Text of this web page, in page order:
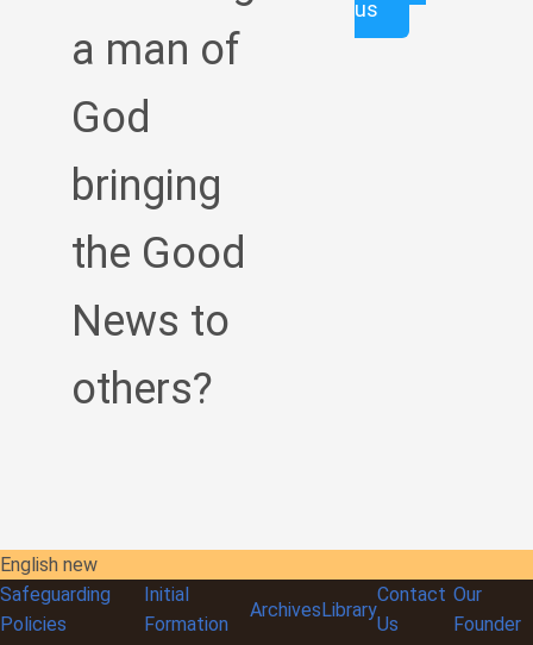
a man of
God
bringing
the Good
News to
others?
us
English new
Safeguarding
Policies
Initial
Formation
ArchivesLibrary
Contact
Us
Our
Founder